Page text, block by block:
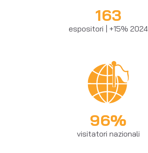
163
espositori | +15% 2024
96%
visitatori nazionali